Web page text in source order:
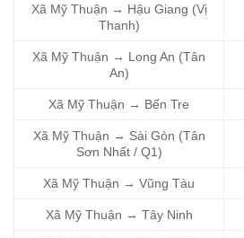
Xã Mỹ Thuận → Hậu Giang (Vị
Thanh)
Xã Mỹ Thuận → Long An (Tân
An)
Xã Mỹ Thuận → Bến Tre
Xã Mỹ Thuận → Sài Gòn (Tân
Sơn Nhất / Q1)
Xã Mỹ Thuận → Vũng Tàu
Xã Mỹ Thuận → Tây Ninh